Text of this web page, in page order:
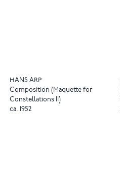
HANS ARP
Composition (Maquette for
Constellations II)
ca. 1952